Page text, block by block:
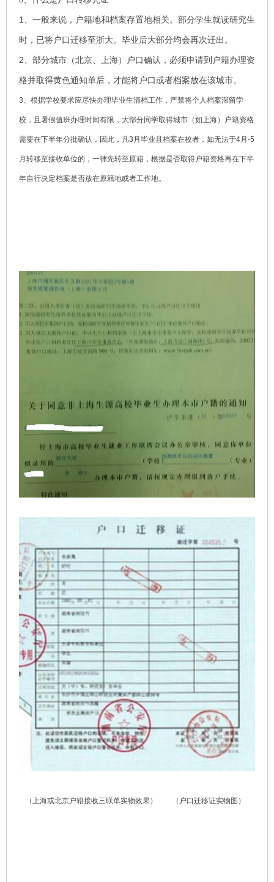
1、一般来说，户籍地和档案存置地相关。部分学生就读研究生
时，已将户口迁移至浙大。毕业后大部分均会再次迁出。
2、部分城市（北京、上海）户口确认，必须申请到户籍办理资
格并取得黄色通知单后，才能将户口或者档案放在该城市。
3、根据学校要求应尽快办理毕业生清档工作，严禁将个人档案滞留学
校，且 暑假值班办理时间有限，大部分同学取得城市（如上海）户籍资格
需要在下半年分批确认，因此，凡3月毕业且档案在校者，如无法于4月-5
月转移至接收单位的，一律先转至原籍，根据是否取得户籍资格再在下半
年自行决定档案是否放在原籍地或者工作地。
（上海或北京户籍接收三联单实物效果） （户口迁移证实物图）